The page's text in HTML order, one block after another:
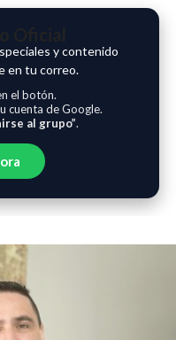
y contenido
en tu correo.
el botón.
cuenta de Google.
al grupo”.